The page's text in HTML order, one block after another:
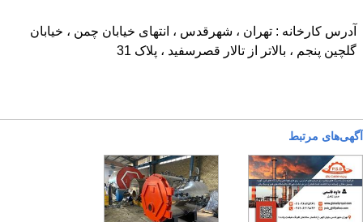
آدرس کارخانه : تهران ، شهرقدس ، انتهای خیابان چمن ، خیابان
گلچین پنجم ، بالاتر از تالار قصرسفید ، پلاک 31
آگهی‌های مرتبط